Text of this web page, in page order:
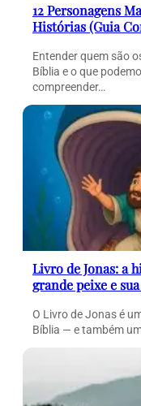
12 Personagens
Histórias (Guia
Entender quem são
Bíblia e o que
compreender…
Livro de Jonas: a
grande peixe e
O Livro de Jonas é
Bíblia — e também